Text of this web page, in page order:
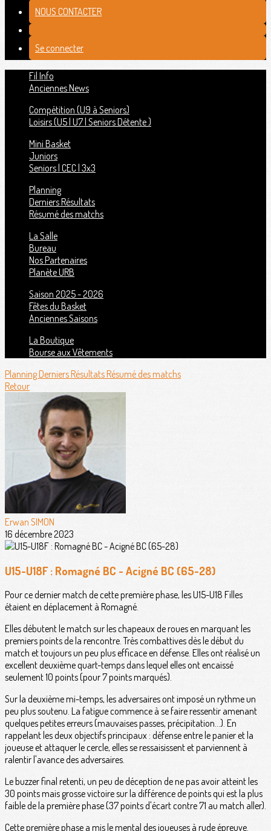
NOUS CONTACTER
Se connecter
Fil Info
Anciennes News
Compétition (U9 à Seniors)
Loisirs (U5 | U7 | Seniors Détente )
Mini Basket
Juniors
Seniors | CEC | 3x3
Planning
Derniers Résultats
Résumé des matchs
La Salle
Bureau
Nos Partenaires
Planète URB
Saison 2025 - 2026
Fêtes du Basket
Anciennes Saisons
La Boutique
Bourse aux Vêtements
PlanningDerniers RésultatsRésumé des matchs
Retour
Erwan SIMON
16 décembre 2023
U15-U18F : Romagné BC - Acigné BC (65-28)
Pour ce dernier match de cette première phase, les U15-U18 Filles
étaient en déplacement à Romagné.
Elles débutent le match sur les chapeaux de roues en marquant les
premiers points de la rencontre. Très combattives dès le début du
match et toujours un peu plus efficace en défense. Elles ont réalisé un
excellent deuxième quart-temps dans lequel elles ont encaissé
seulement 10 points (pour 7 points marqués).
Sur la deuxième mi-temps, les adversaires ont imposé un rythme un
peu plus soutenu. La fatigue commence à se faire ressentir amenant
quelques petites erreurs (mauvaises passes, précipitation...). En
rappelant les deux objectifs principaux : défense entre le panier et la
joueuse et attaquer le cercle, elles se ressaisissent et parviennent à
ralentir l'avance des adversaires.
Le buzzer final retenti, un peu de déception de ne pas avoir atteint les
30 points mais grosse victoire sur la différence de points qui est la plus
faible de la première phase (37 points d'écart contre 71 au match aller).
Cette première phase a mis le mental des joueuses à rude épreuve.